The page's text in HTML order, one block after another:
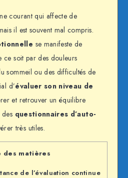
courant qui affecte de
il est souvent mal compris.
se manifeste de
ce soit par des douleurs
sommeil ou des difficultés de
d’évaluer son niveau de
et retrouver un équilibre
questionnaires d’auto-
très utiles.
des matières
de l’évaluation continue